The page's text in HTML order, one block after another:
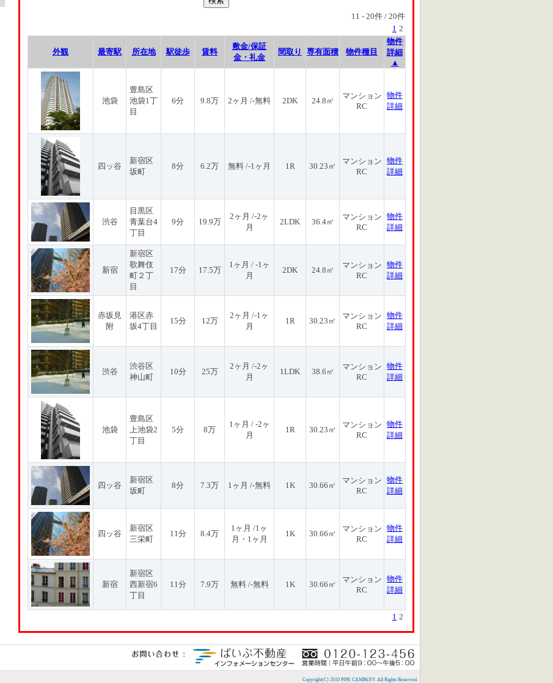
11 - 20件 / 20件
1 2
外観 最寄駅 所在地 駅徒歩 賃料
敷金/保証
金・礼金
間取り 専有面積 物件種目
物件
詳細
▲
池袋
豊島区
池袋1丁
目
6分 9.8万 2ヶ月 /-無料 2DK 24.8㎡
マンション
RC
物件
詳細
四ッ谷
新宿区
坂町
8分 6.2万 無料 /-1ヶ月 1R 30.23㎡
マンション
RC
物件
詳細
渋谷
目黒区
青葉台4
丁目
9分 19.9万
2ヶ月 /-2ヶ
月
2LDK 36.4㎡
マンション
RC
物件
詳細
新宿
新宿区
歌舞伎
町２丁
目
17分 17.5万
1ヶ月 / -1ヶ
月
2DK 24.8㎡
マンション
RC
物件
詳細
赤坂見
附
港区赤
坂4丁目
15分 12万
2ヶ月 /-1ヶ
月
1R 30.23㎡
マンション
RC
物件
詳細
渋谷
渋谷区
神山町
10分 25万
2ヶ月 /-2ヶ
月
1LDK 38.6㎡
マンション
RC
物件
詳細
池袋
豊島区
上池袋2
丁目
5分 8万
1ヶ月 / -2ヶ
月
1R 30.23㎡
マンション
RC
物件
詳細
四ッ谷
新宿区
坂町
8分 7.3万 1ヶ月 /-無料 1K 30.66㎡
マンション
RC
物件
詳細
四ッ谷
新宿区
三栄町
11分 8.4万
1ヶ月 /1ヶ
月・1ヶ月
1K 30.66㎡
マンション
RC
物件
詳細
新宿
新宿区
西新宿6
丁目
11分 7.9万 無料 /-無料 1K 30.66㎡
マンション
RC
物件
詳細
1 2
Copyright(C) 2010 PIPE CAMPANY All Rights Reserved.